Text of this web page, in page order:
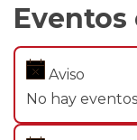
Aviso
No hay